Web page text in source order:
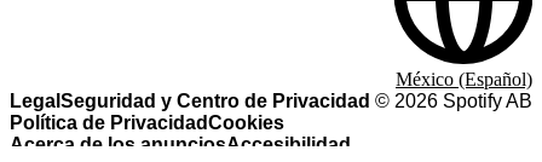
Legal Seguridad y Centro de Privacidad
Política de PrivacidadCookies
Acerca de los anunciosAccesibilidad
© 2026 Spotify AB
México (Español)